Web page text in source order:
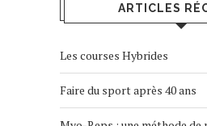
ARTICLES
Les courses Hybrides
Faire du sport après 40 ans